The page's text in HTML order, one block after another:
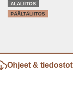
ALALIITOS
PÄÄLTÄLIITOS
Ohjeet & tiedostot